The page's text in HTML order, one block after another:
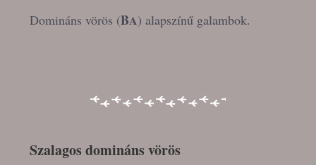
Domináns vörös (BA) alapszínű galambok.
Szalagos domináns vörös